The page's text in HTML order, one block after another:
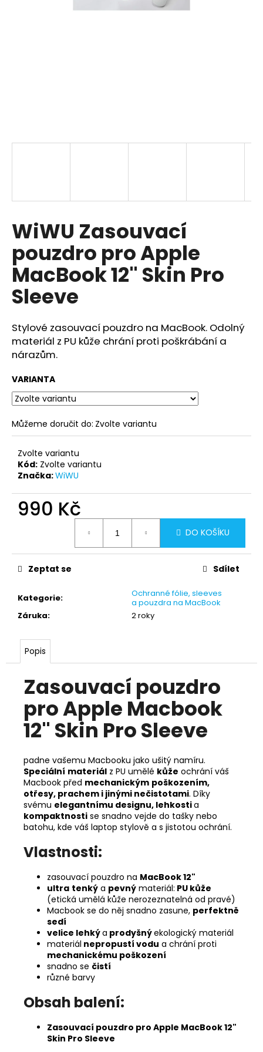
WiWU Zasouvací
pouzdro pro Apple
MacBook 12" Skin Pro
Sleeve
Stylové zasouvací pouzdro na MacBook. Odolný
materiál z PU kůže chrání proti poškrábání a
nárazům.
VARIANTA
Můžeme doručit do: Zvolte variantu
Zvolte variantu
Kód: Zvolte variantu
Značka:WiWU
990 Kč
DO KOŠÍKU
Kategorie:
Ochranné fólie, sleeves
a pouzdra na MacBook
Záruka: 2 roky
Zeptat se Sdílet
Popis
Zasouvací pouzdro
pro Apple Macbook
12" Skin Pro Sleeve
padne vašemu Macbooku jako ušitý namíru.
Speciální materiál z PU umělé kůže ochrání váš
Macbook před mechanickým poškozením,
otřesy, prachem i jinými nečistotami. Díky
svému elegantnímu designu, lehkostia
kompaktnosti se snadno vejde do tašky nebo
batohu, kde váš laptop stylově a s jistotou ochrání.
Vlastnosti:
zasouvací pouzdro na MacBook 12"
ultra tenký a pevný materiál: PU kůže
(etická umělá kůže nerozeznatelná od pravé)
Macbook se do něj snadno zasune, perfektně
sedí
velice lehkýa prodyšnýekologický materiál
materiál nepropustí vodu a chrání proti
mechanickému poškození
snadno se čistí
různé barvy
Obsah balení:
Zasouvací pouzdro pro Apple MacBook 12"
Skin Pro Sleeve
o
o
r
u
č
u
j
e
e
BATOH
NA
LAPTOP
SE
NA
OTISK
PIONEER
FINGERPRINT
Kč